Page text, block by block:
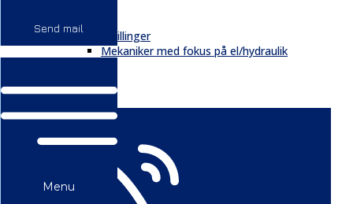
Send mail
Menu
Historie
Ledige stillinger
Mekaniker med fokus på el/hydraulik